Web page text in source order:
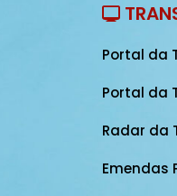
Portal da
Portal da
Radar da
Emendas